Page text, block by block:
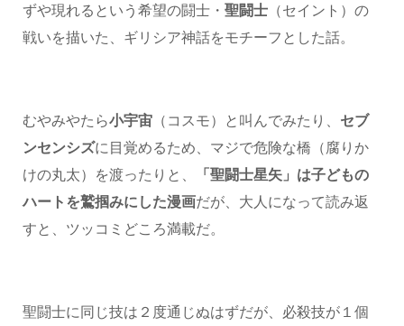
ずや現れるという希望の闘士・ 聖闘士（セイント）の
戦いを描いた、ギリシア神話をモチーフとした話。
むやみやたら小宇宙（コスモ）と叫んでみたり、 セブ
ンセンシズに目覚めるため、マジで危険な橋（腐りか
けの丸太）を渡ったりと、
「聖闘士星矢」は子どもの
ハートを鷲掴みにした漫画だが、大人になって読み返
すと、ツッコミどころ満載だ。
聖闘士に同じ技は２度通じぬはずだが、必殺技が１個